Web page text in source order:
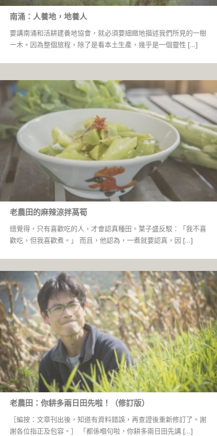
南涌：人養地，地養人
要講南涌和活耕建養地協會，就必須要細緻地描述我們所見的一樹
一木。因為整個旅程，除了是看本土生產，幾乎是一個靈性 […]
老農田的麻辣涼拌萵筍
總覺得，只有喜歡吃的人，才會認真種田。葉子盛反駁：「我不喜
歡吃，但我喜歡煮。」 而且，他認為，一煮就要認真，因 […]
老農田：你耕多兩日田先啦！（修訂版）
［編按：文章刊出後，知道有資料錯誤，再查證後重新修訂了。謝
謝各位指正及包容。］ 「都係嗰句啦，你耕多兩日田先講 […]